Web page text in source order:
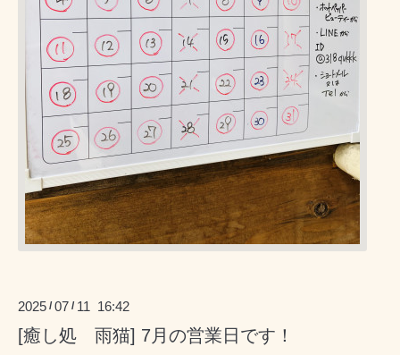
2025 /07 / 11 16:42
[癒し処 雨猫] 7月の営業日です！